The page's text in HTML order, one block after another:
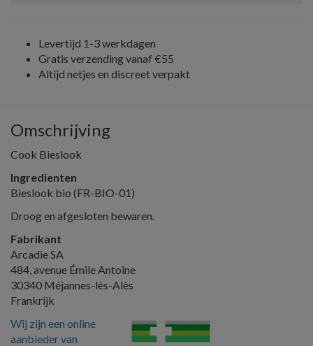
Levertijd 1-3 werkdagen
Gratis verzending vanaf €55
Altijd netjes en discreet verpakt
Omschrijving
Cook Bieslook
Ingredienten
Bieslook bio (FR-BIO-01)
Droog en afgesloten bewaren.
Fabrikant
Arcadie SA
484, avenue Émile Antoine
30340 Méjannes-lès-Alès
Frankrijk
Wij zijn een online
aanbieder van